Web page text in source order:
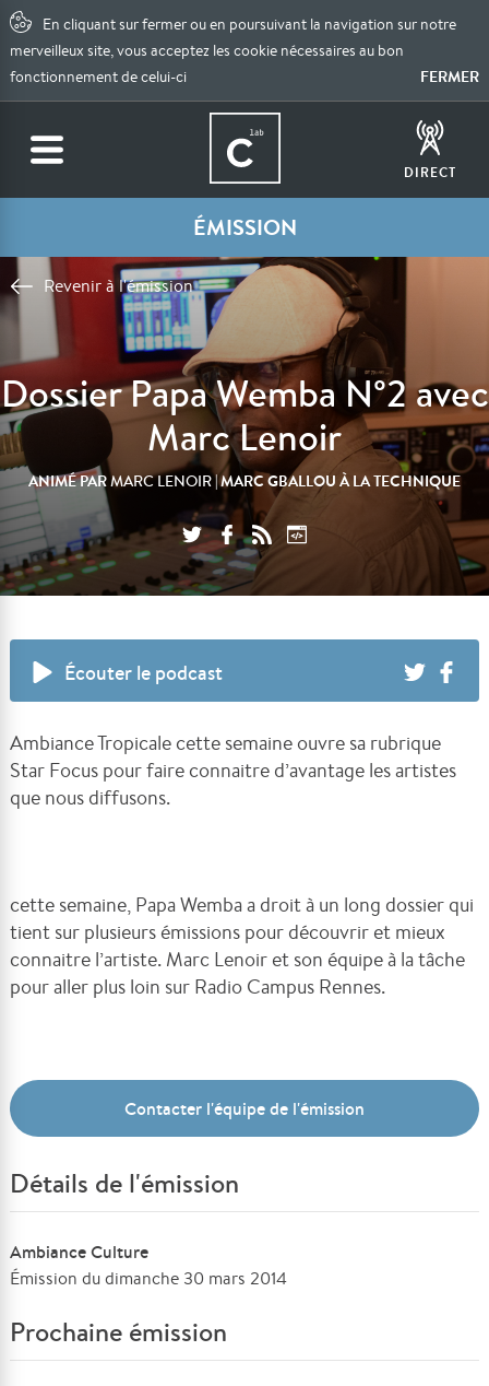
En cliquant sur fermer ou en poursuivant la navigation sur notre
merveilleux site, vous acceptez les cookie nécessaires au bon
fonctionnement de celui-ci
FERMER
DIRECT
ÉMISSION
Revenir à l'émission
Dossier Papa Wemba N°2 avec
Marc Lenoir
ANIMÉ PARMARC LENOIR| MARC GBALLOU À LA TECHNIQUE
Écouter le podcast
Ambiance Tropicale cette semaine ouvre sa rubrique
Star Focus pour faire connaitre d’avantage les artistes
que nous diffusons.
cette semaine, Papa Wemba a droit à un long dossier qui
tient sur plusieurs émissions pour découvrir et mieux
connaitre l’artiste. Marc Lenoir et son équipe à la tâche
pour aller plus loin sur Radio Campus Rennes.
Contacter l'équipe de l'émission
Détails de l'émission
Ambiance Culture
Émission du dimanche 30 mars 2014
Prochaine émission